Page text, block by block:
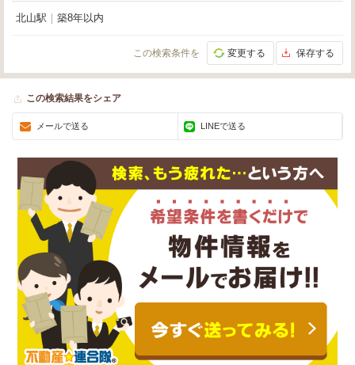
北山駅 築8年以内
この検索条件を 変更する 保存する
この検索結果をシェア
メールで送る LINEで送る